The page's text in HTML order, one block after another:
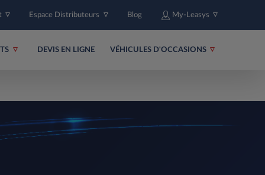
Espace Distributeurs Blog My-Leasys
DEVIS EN LIGNE VÉHICULES D'OCCASIONS